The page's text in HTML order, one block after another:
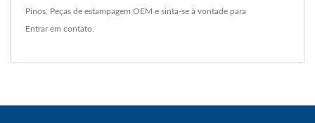
Pinos Peças de estampagem OEM e sinta-se à vontade para
Entrar em contato